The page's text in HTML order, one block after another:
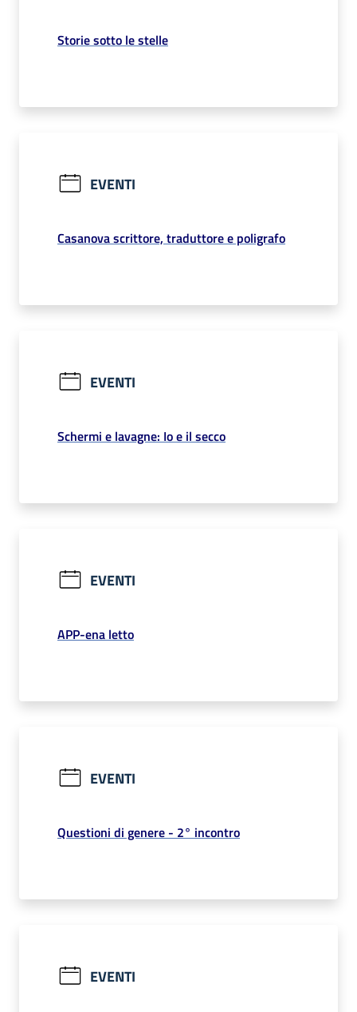
Storie sotto le stelle
EVENTI
Casanova scrittore, traduttore e poligrafo
EVENTI
Schermi e lavagne: Io e il secco
EVENTI
APP-ena letto
EVENTI
Questioni di genere - 2° incontro
EVENTI